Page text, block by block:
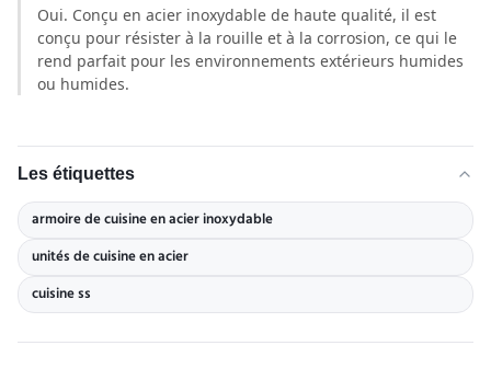
Oui. Conçu en acier inoxydable de haute qualité, il est
conçu pour résister à la rouille et à la corrosion, ce qui le
rend parfait pour les environnements extérieurs humides
ou humides.
Les étiquettes
armoire de cuisine en acier inoxydable
unités de cuisine en acier
cuisine ss